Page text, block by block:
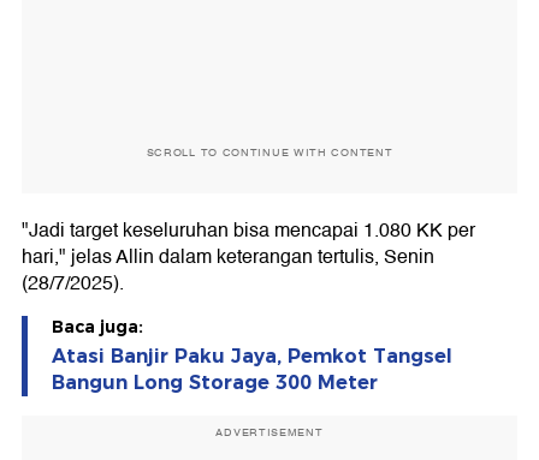
SCROLL TO CONTINUE WITH CONTENT
"Jadi target keseluruhan bisa mencapai 1.080 KK per
hari," jelas Allin dalam keterangan tertulis, Senin
(28/7/2025).
Baca juga:
Atasi Banjir Paku Jaya, Pemkot Tangsel
Bangun Long Storage 300 Meter
ADVERTISEMENT